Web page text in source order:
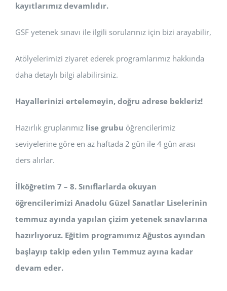
kayıtlarımız devamlıdır.
GSF yetenek sınavı ile ilgili sorularınız için bizi arayabilir,
Atölyelerimizi ziyaret ederek programlarımız hakkında
daha detaylı bilgi alabilirsiniz.
Hayallerinizi ertelemeyin, doğru adrese bekleriz!
Hazırlık gruplarımız lise grubu öğrencilerimiz
seviyelerine göre en az haftada 2 gün ile 4 gün arası
ders alırlar.
İlköğretim 7 – 8. Sınıflarlarda okuyan
öğrencilerimizi Anadolu Güzel Sanatlar Liselerinin
temmuz ayında yapılan çizim yetenek sınavlarına
hazırlıyoruz. Eğitim programımız Ağustos ayından
başlayıp takip eden yılın Temmuz ayına kadar
devam eder.